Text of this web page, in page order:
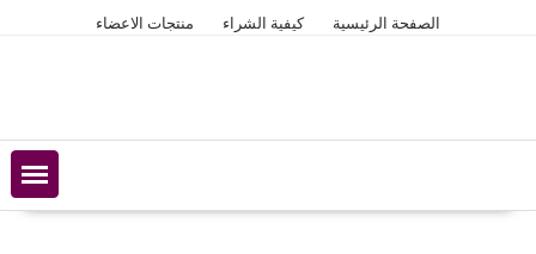
الصفحة الرئيسية كيفية الشراء منتجات الاعضاء